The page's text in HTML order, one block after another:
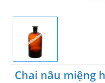
Chai nâu miệng